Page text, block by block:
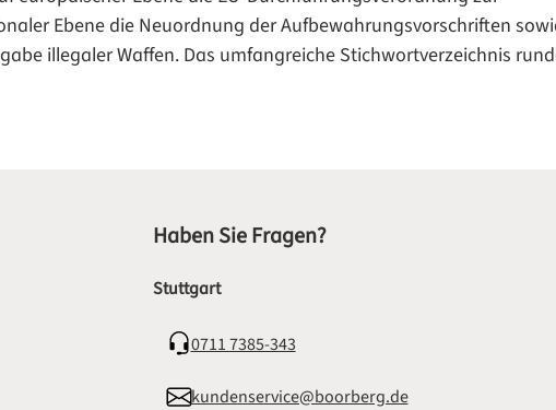
Ebene die Neuordnung der Aufbewahrungsvorschriften
illegaler Waffen. Das umfangreiche Stichwortverzeichnis
Haben Sie Fragen?
Stuttgart
0711 7385-343
kundenservice@boorberg.de